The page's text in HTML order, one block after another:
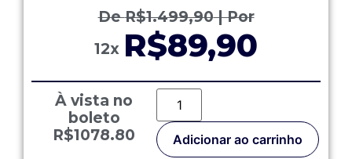
DeR$1.499,90| Por
12x R$89,90
À vista no
boleto
R$1078.80
Adicionar ao carrinho